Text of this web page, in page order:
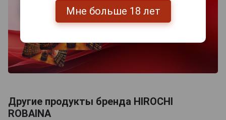
Другие продукты бренда HIROCHI
ROBAINA
Мне больше 18 лет